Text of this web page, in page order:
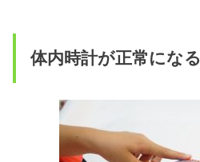
体内時計が正常になる